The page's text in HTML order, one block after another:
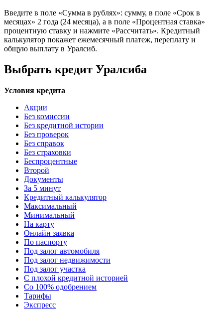
Введите в поле «Сумма в рублях»: сумму, в поле «Срок в
месяцах» 2 года (24 месяца), а в поле «Процентная ставка»
процентную ставку и нажмите «Рассчитать». Кредитный
калькулятор покажет ежемесячный платеж, переплату и
общую выплату в Уралсиб.
Выбрать кредит Уралсиба
Условия кредита
Акции
Без комиссии
Без кредитной истории
Без проверок
Без справок
Без страховки
Беспроцентные
Второй
Документы
За 5 минут
Кредитный калькулятор
Максимальный
Минимальный
На карту
Онлайн заявка
По паспорту
Под залог автомобиля
Под залог недвижимости
Под залог участка
С плохой кредитной историей
Со 100% одобрением
Тарифы
Экспресс